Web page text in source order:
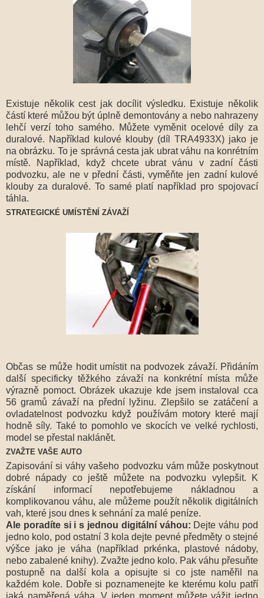
Existuje několik cest jak docílit výsledku. Existuje několik
částí které můžou být úplně demontovány a nebo nahrazeny
lehčí verzí toho samého. Můžete vyměnit ocelové díly za
duralové. Například kulové klouby (díl TRA4933X) jako je
na obrázku. To je správná cesta jak ubrat váhu na konrétním
místě. Například, když chcete ubrat vánu v zadní části
podvozku, ale ne v přední části, vyměňte jen zadní kulové
klouby za duralové. To samé platí například pro spojovací
táhla.
STRATEGICKÉ UMÍSTĚNÍ ZÁVAŽÍ
Občas se může hodit umístit na podvozek závaží. Přidáním
další specificky těžkého závaží na konkrétní místa může
výrazně pomoct. Obrázek ukazuje kde jsem instaloval cca
56 gramů závaží na přední lyžinu. Zlepšilo se zatáčení a
ovladatelnost podvozku když používám motory které mají
hodně síly. Také to pomohlo ve skocích ve velké rychlosti,
model se přestal naklánět.
ZVAŽTE VAŠE AUTO
Zapisování si váhy vašeho podvozku vám může poskytnout
dobré nápady co ještě můžete na podvozku vylepšit. K
získání informací nepotřebujeme nákladnou a
komplikovanou váhu, ale můžeme použít několik digitálních
vah, které jsou dnes k sehnání za malé peníze.
Ale poradíte si i s jednou digitální váhou: Dejte váhu pod
jedno kolo, pod ostatní 3 kola dejte pevné předměty o stejné
výšce jako je váha (například prkénka, plastové nádoby,
nebo zabalené knihy). Zvažte jedno kolo. Pak váhu přesuňte
postupně na další kola a opisujte si co jste naměřil na
každém kole. Dobře si poznamenejte ke kterému kolu patří
jaká naměřená váha. V jeden moment můžete vážit jedno